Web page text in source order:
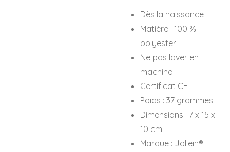
Dès la naissance
Matière : 100 %
polyester
Ne pas laver en
machine
Certificat CE
Poids : 37 grammes
Dimensions : 7 x 15 x
10 cm
Marque : Jollein®